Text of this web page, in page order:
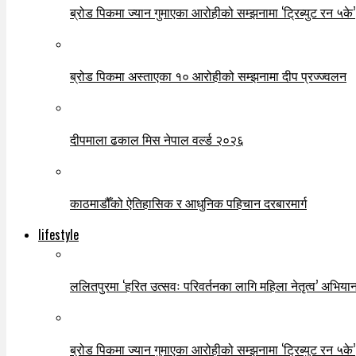
ब्रोड पिकमा ज्यान गुमाएका आरोहीको सम्झनामा ‘ट्रिब्युट रन ५के’
ब्रोड पिकमा अस्ताएका १० आरोहीको सम्झनामा दीप प्रज्ज्वलन
दीपमाला ढकाल मिस नेपाल वर्ल्ड २०२६
काठमाडौँको ऐतिहासिक र आधुनिक पहिचान दरबारमार्ग
lifestyle
ललितपुरमा ‘हरित उत्सवः परिवर्तनका लागि महिला नेतृत्व’
ब्रोड पिकमा ज्यान गुमाएका आरोहीको सम्झनामा ‘ट्रिब्युट रन ५के’